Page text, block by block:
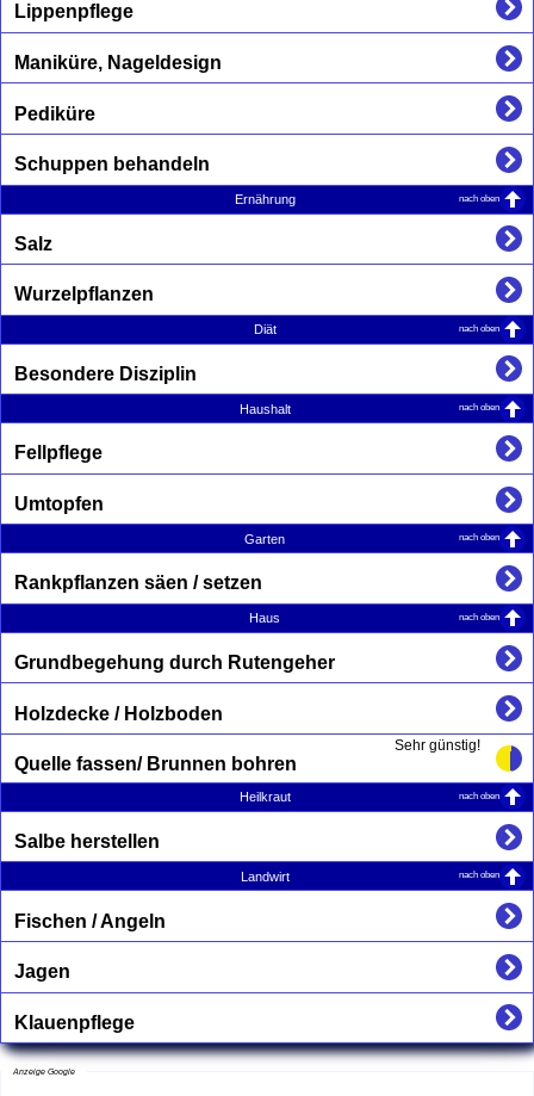
Lippenpflege
Maniküre, Nageldesign
Pediküre
Schuppen behandeln
Ernährung nach oben
Salz
Wurzelpflanzen
Diät nach oben
Besondere Disziplin
Haushalt nach oben
Fellpflege
Umtopfen
Garten nach oben
Rankpflanzen säen / setzen
Haus nach oben
Grundbegehung durch Rutengeher
Holzdecke / Holzboden
Sehr günstig!
Quelle fassen/ Brunnen bohren
Heilkraut nach oben
Salbe herstellen
Landwirt nach oben
Fischen / Angeln
Jagen
Klauenpflege
Anzeige Google